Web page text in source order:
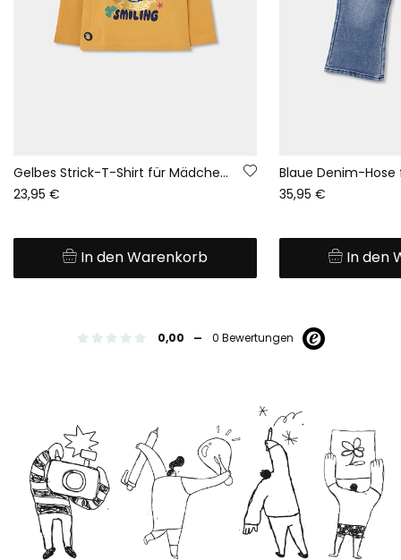
Gelbes Strick-T-Shirt für Mädchen mit Smiley-Pailletten
23,95 €
In den Warenkorb
35,95 €
In den
0,00 - 0 Bewertungen